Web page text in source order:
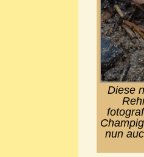
Diese
nun